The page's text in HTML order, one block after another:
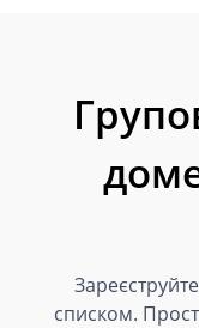
списком.